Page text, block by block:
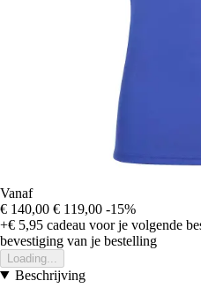
Vanaf
€ 140,00 € 119,00 -15%
+€ 5,95 cadeau voor je volgende
bevestiging van je bestelling
Loading...
Beschrijving